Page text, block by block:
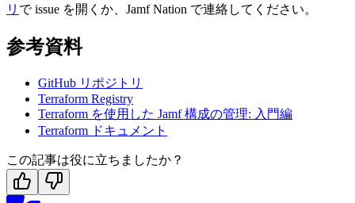
リ で issue を開くか、Jamf Nation で連絡してください。
参考資料
GitHub リポジトリ
Terraform Registry
Terraform を使用した Jamf 構成の管理: 入門編
Terraform ドキュメント
この記事は役に立ちましたか？